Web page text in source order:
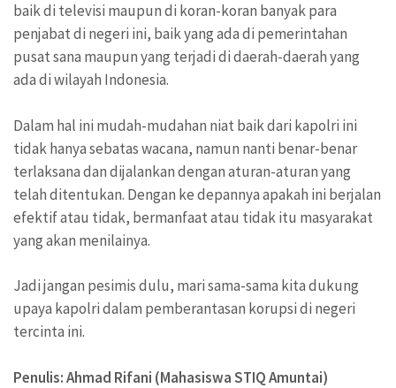
baik di televisi maupun di koran-koran banyak para
penjabat di negeri ini, baik yang ada di pemerintahan
pusat sana maupun yang terjadi di daerah-daerah yang
ada di wilayah Indonesia.
Dalam hal ini mudah-mudahan niat baik dari kapolri ini
tidak hanya sebatas wacana, namun nanti benar-benar
terlaksana dan dijalankan dengan aturan-aturan yang
telah ditentukan. Dengan ke depannya apakah ini berjalan
efektif atau tidak, bermanfaat atau tidak itu masyarakat
yang akan menilainya.
Jadi jangan pesimis dulu, mari sama-sama kita dukung
upaya kapolri dalam pemberantasan korupsi di negeri
tercinta ini.
Penulis: Ahmad Rifani (Mahasiswa STIQ Amuntai)